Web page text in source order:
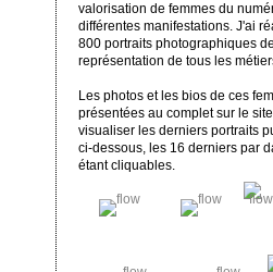
valorisation de femmes du
différentes manifestations. J'ai
800 portraits photographiques
représentation de tous les
Les photos et les bios de ces
présentées au complet sur le site
visualiser les derniers portraits
ci-dessous, les 16 derniers par
étant cliquables.